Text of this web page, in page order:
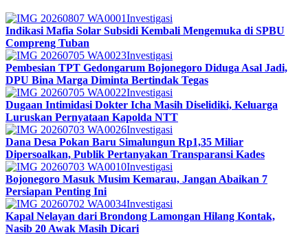
Investigasi
Indikasi Mafia Solar Subsidi Kembali Mengemuka di SPBU
Compreng Tuban
Investigasi
Pembesian TPT Gedongarum Bojonegoro Diduga Asal Jadi,
DPU Bina Marga Diminta Bertindak Tegas
Investigasi
Dugaan Intimidasi Dokter Icha Masih Diselidiki, Keluarga
Luruskan Pernyataan Kapolda NTT
Investigasi
Dana Desa Pokan Baru Simalungun Rp1,35 Miliar
Dipersoalkan, Publik Pertanyakan Transparansi Kades
Investigasi
Bojonegoro Masuk Musim Kemarau, Jangan Abaikan 7
Persiapan Penting Ini
Investigasi
Kapal Nelayan dari Brondong Lamongan Hilang Kontak,
Nasib 20 Awak Masih Dicari